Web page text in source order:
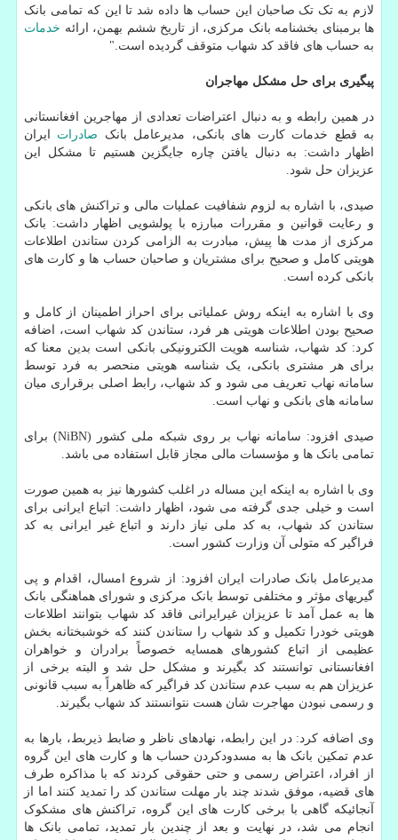
لازم به تک تک صاحبان این حساب ها داده شد تا این که تمامی بانک
ها برمبنای بخشنامه بانک مرکزی، از تاریخ ششم بهمن، ارائه خدمات
به حساب های فاقد کد شهاب متوقف گردیده است."
پیگیری برای حل مشکل مهاجران
در همین رابطه و به دنبال اعتراضات تعدادی از مهاجرین افغانستانی
به قطع خدمات کارت های بانکی، مدیرعامل بانک صادرات ایران
اظهار داشت: به دنبال یافتن چاره جایگزین هستیم تا مشکل این
عزیزان حل شود.
صیدی، با اشاره به لزوم شفافیت عملیات مالی و تراکنش های بانکی
و رعایت قوانین و مقررات مبارزه با پولشویی اظهار داشت: بانک
مرکزی از مدت ها پیش، مبادرت به الزامی کردن ستاندن اطلاعات
هویتی کامل و صحیح برای مشتریان و صاحبان حساب ها و کارت های
بانکی کرده است.
وی با اشاره به اینکه روش عملیاتی برای احراز اطمینان از کامل و
صحیح بودن اطلاعات هویتی هر فرد، ستاندن کد شهاب است، اضافه
کرد: کد شهاب، شناسه هویت الکترونیکی بانکی است بدین معنا که
برای هر مشتری بانکی، یک شناسه هویتی منحصر به فرد توسط
سامانه نهاب تعریف می شود و کد شهاب، رابط اصلی برقراری میان
سامانه های بانکی و نهاب است.
صیدی افزود: سامانه نهاب بر روی شبکه ملی کشور (NiBN) برای
تمامی بانک ها و مؤسسات مالی مجاز قابل استفاده می باشد.
وی با اشاره به اینکه این مساله در اغلب کشورها نیز به همین صورت
است و خیلی جدی گرفته می شود، اظهار داشت: اتباع ایرانی برای
ستاندن کد شهاب، به کد ملی نیاز دارند و اتباع غیر ایرانی به کد
فراگیر که متولی آن وزارت کشور است.
مدیرعامل بانک صادرات ایران افزود: از شروع امسال، اقدام و پی
گیریهای مؤثر و مختلفی توسط بانک مرکزی و شورای هماهنگی بانک
ها به عمل آمد تا عزیزان غیرایرانی فاقد کد شهاب بتوانند اطلاعات
هویتی خودرا تکمیل و کد شهاب را ستاندن کنند که خوشبختانه بخش
عظیمی از اتباع کشورهای همسایه خصوصاً برادران و خواهران
افغانستانی توانستند کد بگیرند و مشکل حل شد و البته برخی از
عزیزان هم به سبب عدم ستاندن کد فراگیر که ظاهراً به سبب قانونی
و رسمی نبودن مهاجرت شان هست نتوانستند کد شهاب بگیرند.
وی اضافه کرد: در این رابطه، نهادهای ناظر و ضابط ذیربط، بارها به
عدم تمکین بانک ها به مسدودکردن حساب ها و کارت های این گروه
از افراد، اعتراض رسمی و حتی حقوقی کردند که با مذاکره طرف
های قضیه، موفق شدند چند بار مهلت ستاندن کد را تمدید کنند اما از
آنجائیکه گاهی با برخی کارت های این گروه، تراکنش های مشکوک
انجام می شد، در نهایت و بعد از چندین بار تمدید، تمامی بانک ها